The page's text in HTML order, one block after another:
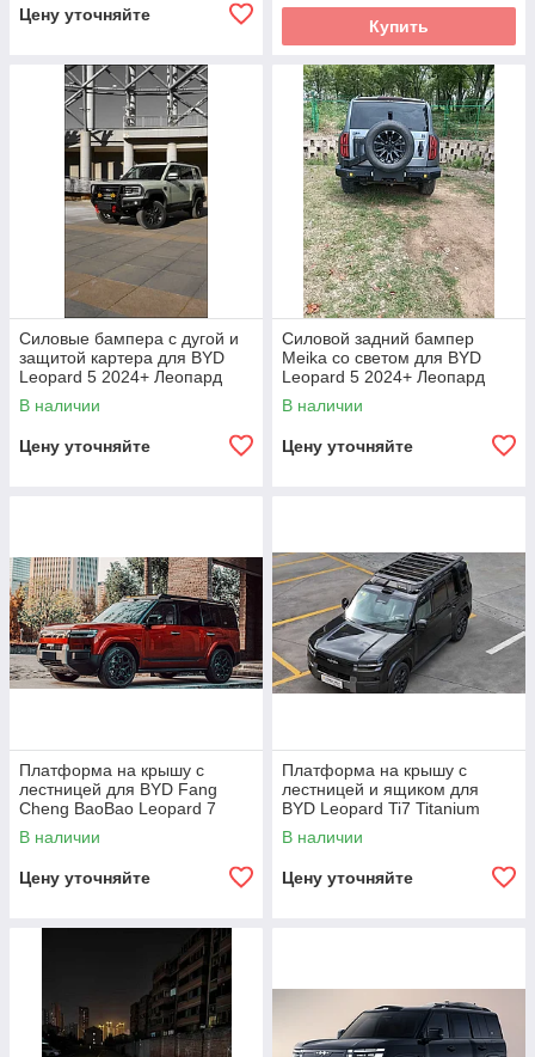
Цену уточняйте
Купить
Силовые бампера с дугой и
защитой картера для BYD
Leopard 5 2024+ Леопард
стальной бампер защита
днища кенгурятник
В наличии
Цену уточняйте
Силовой задний бампер
Meika со светом для BYD
Leopard 5 2024+ Леопард
Стальной бампер защита
В наличии
Цену уточняйте
Платформа на крышу с
лестницей для BYD Fang
Cheng BaoBao Leopard 7
Titanium 2025+ леопард
органайзер багажник крышу
В наличии
Цену уточняйте
Платформа на крышу с
лестницей и ящиком для
BYD Leopard Ti7 Titanium
FangChengBao Леопард
Багажник на крышу Лестница
В наличии
Цену уточняйте